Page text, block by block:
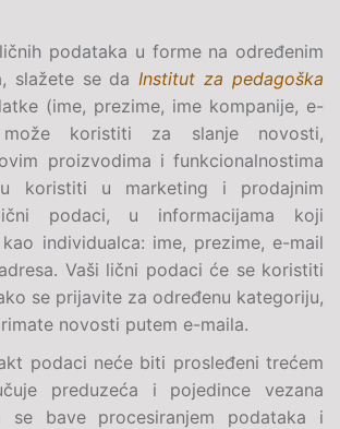
podataka u forme na određenim
slažete se daInstitut za pedagoška
(ime, prezime, ime kompanije, e-
koristiti za slanje novosti,
proizvodima i funkcionalnostima
koristiti u marketing i prodajnim
lični podaci, u informacijama koji
individualca: ime, prezime, e-mail
Vaši lični podaci će se koristiti
se prijavite za određenu kategoriju,
novosti putem e-maila.
podaci neće biti prosleđeni trećem
preduzeća i pojedince vezana
se bave procesiranjem podataka i